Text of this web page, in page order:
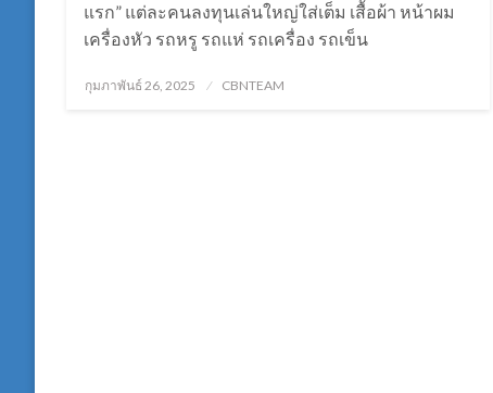
แรก” แต่ละคนลงทุนเล่นใหญ่ใส่เต็ม เสื้อผ้า หน้าผม
เครื่องหัว รถหรู รถแห่ รถเครื่อง รถเข็น
Posted
กุมภาพันธ์ 26, 2025 CBNTEAM